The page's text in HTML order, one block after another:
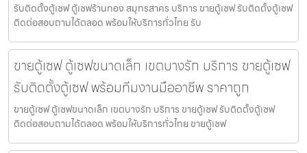
รับติดตั้งตู้เซฟ ตู้เซฟร้านทอง สมุทรสาคร บริการ ขายตู้เซฟ รับติดตั้งตู้เซฟ
ติดต่อสอบถามได้ตลอด พร้อมให้บริการทั่วไทย รับ
ขายตู้เซฟ ตู้เซฟขนาดเล็ก เขตบางรัก บริการ ขายตู้เซฟ
รับติดตั้งตู้เซฟ พร้อมทีมงานมืออาชีพ ราคาถูก
ขายตู้เซฟ ตู้เซฟขนาดเล็ก เขตบางรัก บริการ ขายตู้เซฟ รับติดตั้งตู้เซฟ
ติดต่อสอบถามได้ตลอด พร้อมให้บริการทั่วไทย ขายตู้เซฟ